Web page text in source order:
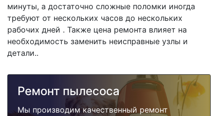
минуты, а достаточно сложные поломки иногда
требуют от нескольких часов до нескольких
рабочих дней . Также цена ремонта влияет на
необходимость заменить неисправные узлы и
детали..
Ремонт пылесоса
Мы производим качественный ремонт